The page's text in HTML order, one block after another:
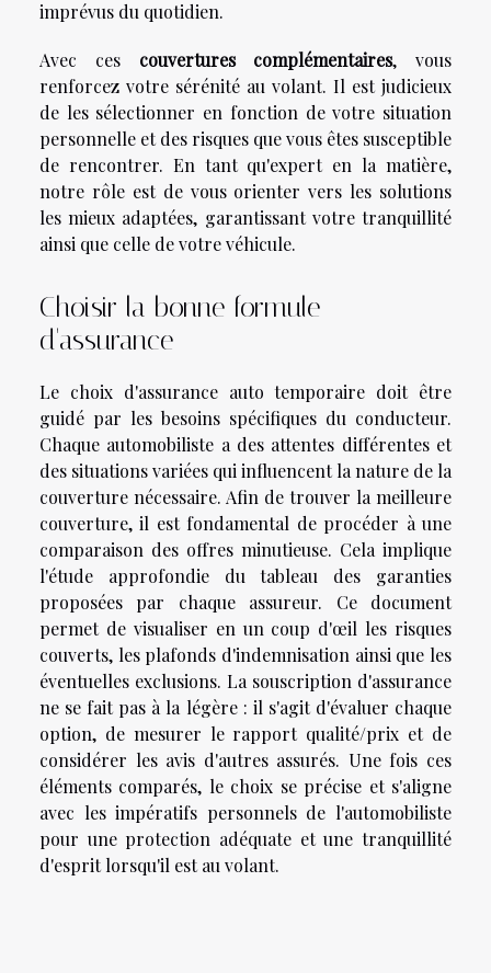
imprévus du quotidien.
Avec ces couvertures complémentaires, vous
renforcez votre sérénité au volant. Il est judicieux
de les sélectionner en fonction de votre situation
personnelle et des risques que vous êtes susceptible
de rencontrer. En tant qu'expert en la matière,
notre rôle est de vous orienter vers les solutions
les mieux adaptées, garantissant votre tranquillité
ainsi que celle de votre véhicule.
Choisir la bonne formule
d'assurance
Le choix d'assurance auto temporaire doit être
guidé par les besoins spécifiques du conducteur.
Chaque automobiliste a des attentes différentes et
des situations variées qui influencent la nature de la
couverture nécessaire. Afin de trouver la meilleure
couverture, il est fondamental de procéder à une
comparaison des offres minutieuse. Cela implique
l'étude approfondie du tableau des garanties
proposées par chaque assureur. Ce document
permet de visualiser en un coup d'œil les risques
couverts, les plafonds d'indemnisation ainsi que les
éventuelles exclusions. La souscription d'assurance
ne se fait pas à la légère : il s'agit d'évaluer chaque
option, de mesurer le rapport qualité/prix et de
considérer les avis d'autres assurés. Une fois ces
éléments comparés, le choix se précise et s'aligne
avec les impératifs personnels de l'automobiliste
pour une protection adéquate et une tranquillité
d'esprit lorsqu'il est au volant.